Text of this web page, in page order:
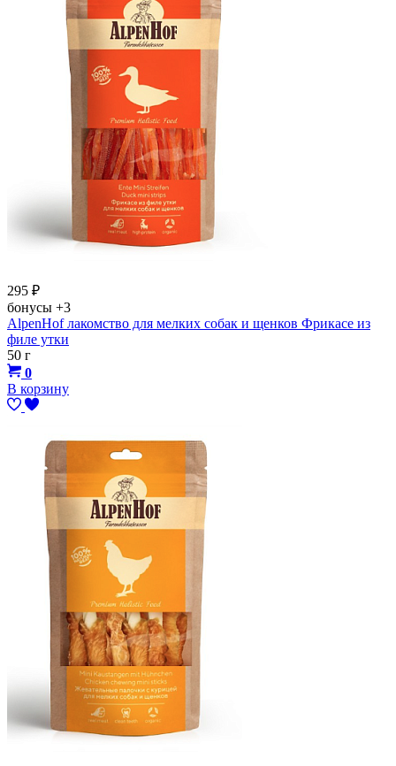
295 ₽
бонусы +3
AlpenHof лакомство для мелких собак и щенков Фрикасе из
филе утки
50 г
0
В корзину